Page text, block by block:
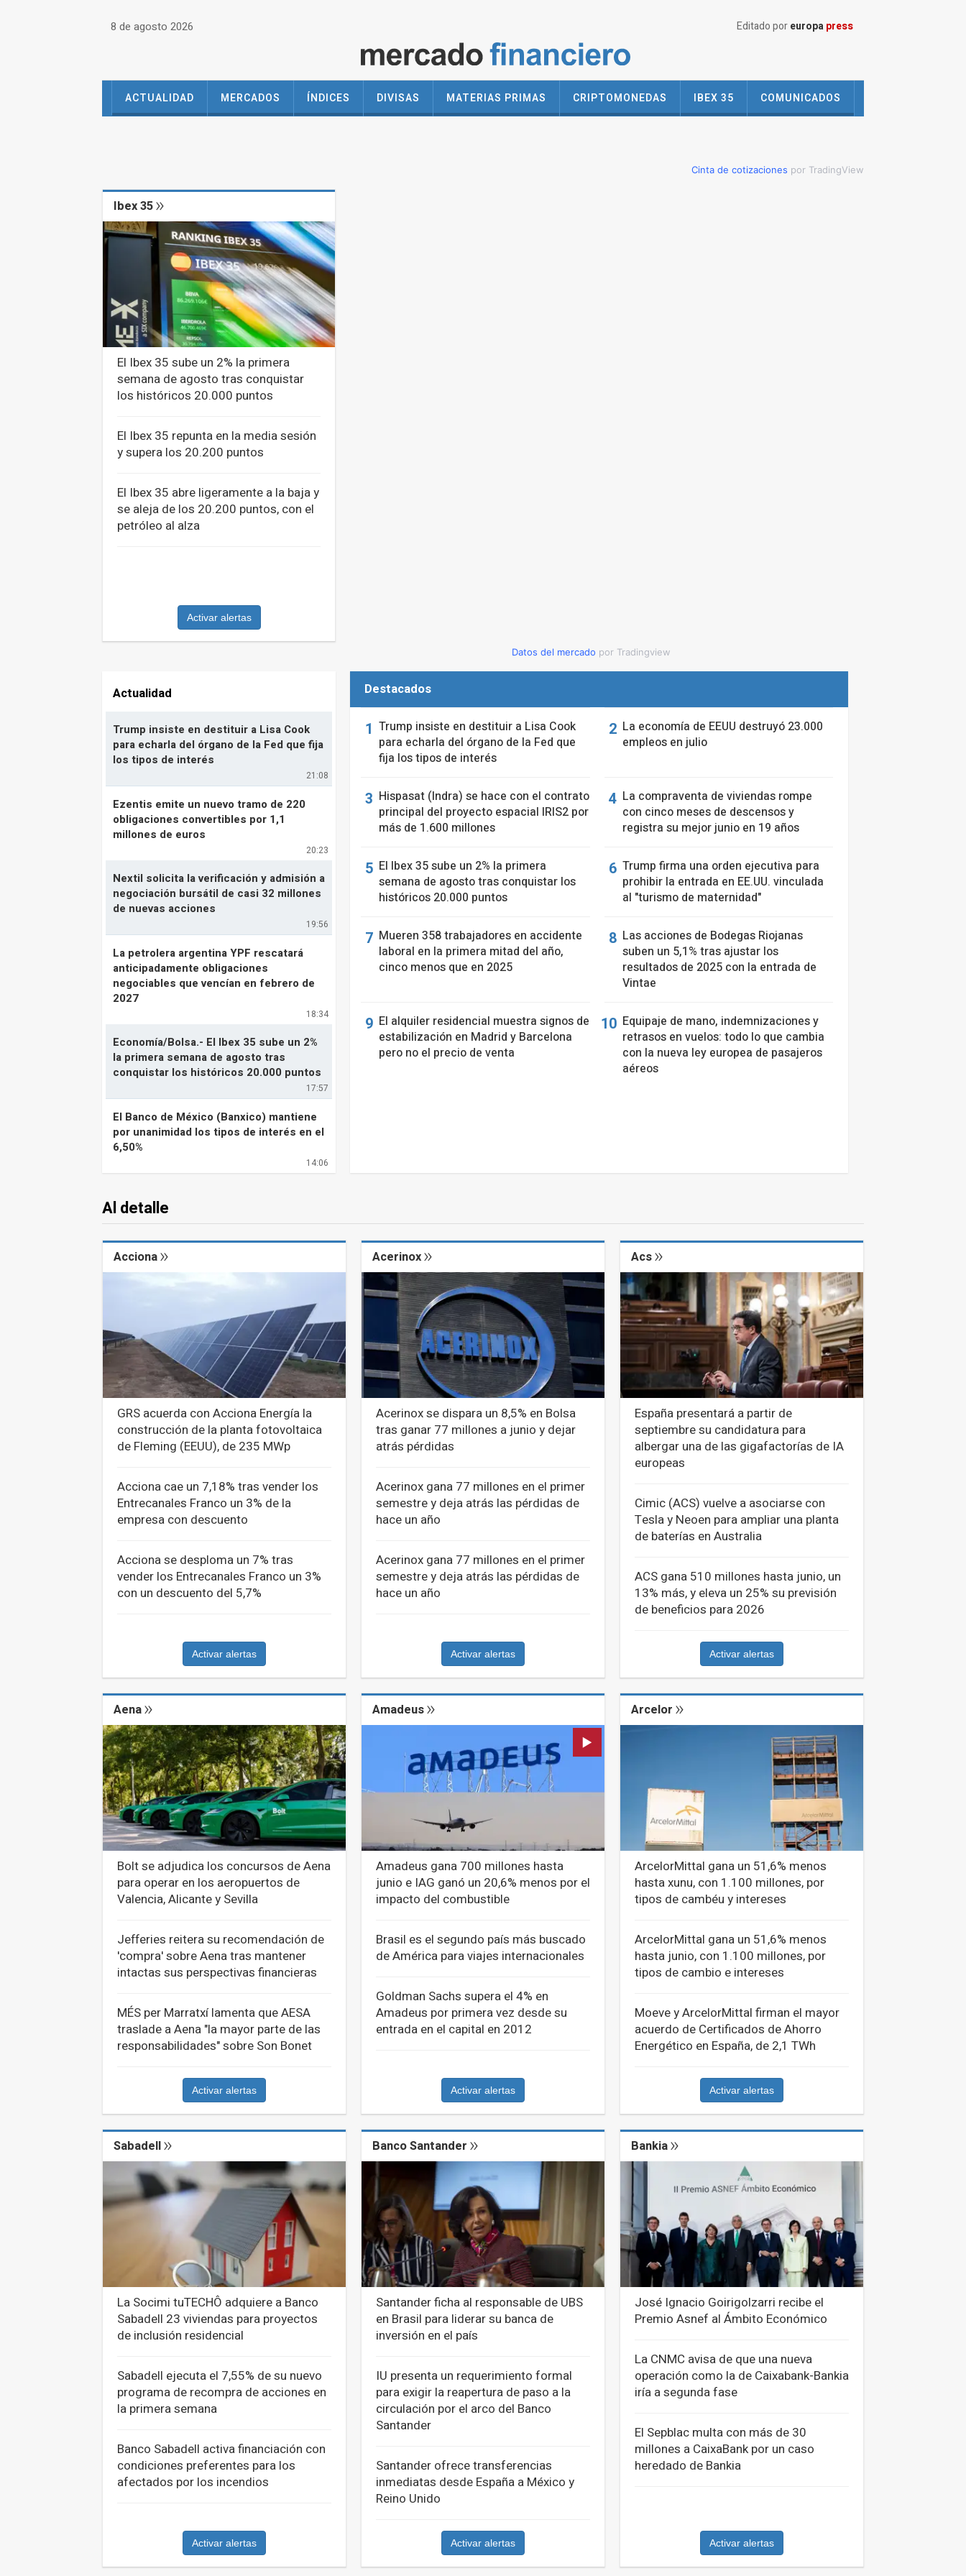
8 de agosto 2026 Editado poreuropapress
ACTUALIDAD MERCADOS ÍNDICES DIVISAS MATERIAS PRIMAS CRIPTOMONEDAS IBEX 35 COMUNICADOS
Cinta de cotizaciones por TradingView
Ibex 35
El Ibex 35 sube un 2% la primera
semana de agosto tras conquistar
los históricos 20.000 puntos
El Ibex 35 repunta en la media sesión
y supera los 20.200 puntos
El Ibex 35 abre ligeramente a la baja y
se aleja de los 20.200 puntos, con el
petróleo al alza
Activar alertas
Datos del mercado por Tradingview
Actualidad
21:08
Trump insiste en destituir a Lisa Cook
para echarla del órgano de la Fed que fija
los tipos de interés
20:23
Ezentis emite un nuevo tramo de 220
obligaciones convertibles por 1,1
millones de euros
19:56
Nextil solicita la verificación y admisión a
negociación bursátil de casi 32 millones
de nuevas acciones
18:34
La petrolera argentina YPF rescatará
anticipadamente obligaciones
negociables que vencían en febrero de
2027
17:57
Economía/Bolsa.- El Ibex 35 sube un 2%
la primera semana de agosto tras
conquistar los históricos 20.000 puntos
14:06
El Banco de México (Banxico) mantiene
por unanimidad los tipos de interés en el
6,50%
Destacados
Trump insiste en destituir a Lisa Cook
para echarla del órgano de la Fed que
fija los tipos de interés
La economía de EEUU destruyó 23.000
empleos en julio
Hispasat (Indra) se hace con el contrato
principal del proyecto espacial IRIS2 por
más de 1.600 millones
La compraventa de viviendas rompe
con cinco meses de descensos y
registra su mejor junio en 19 años
El Ibex 35 sube un 2% la primera
semana de agosto tras conquistar los
históricos 20.000 puntos
Trump firma una orden ejecutiva para
prohibir la entrada en EE.UU. vinculada
al "turismo de maternidad"
Mueren 358 trabajadores en accidente
laboral en la primera mitad del año,
cinco menos que en 2025
Las acciones de Bodegas Riojanas
suben un 5,1% tras ajustar los
resultados de 2025 con la entrada de
Vintae
El alquiler residencial muestra signos de
estabilización en Madrid y Barcelona
pero no el precio de venta
Equipaje de mano, indemnizaciones y
retrasos en vuelos: todo lo que cambia
con la nueva ley europea de pasajeros
aéreos
Al detalle
Acciona
GRS acuerda con Acciona Energía la
construcción de la planta fotovoltaica
de Fleming (EEUU), de 235 MWp
Acciona cae un 7,18% tras vender los
Entrecanales Franco un 3% de la
empresa con descuento
Acciona se desploma un 7% tras
vender los Entrecanales Franco un 3%
con un descuento del 5,7%
Activar alertas
Acerinox
Acerinox se dispara un 8,5% en Bolsa
tras ganar 77 millones a junio y dejar
atrás pérdidas
Acerinox gana 77 millones en el primer
semestre y deja atrás las pérdidas de
hace un año
Acerinox gana 77 millones en el primer
semestre y deja atrás las pérdidas de
hace un año
Activar alertas
Acs
España presentará a partir de
septiembre su candidatura para
albergar una de las gigafactorías de IA
europeas
Cimic (ACS) vuelve a asociarse con
Tesla y Neoen para ampliar una planta
de baterías en Australia
ACS gana 510 millones hasta junio, un
13% más, y eleva un 25% su previsión
de beneficios para 2026
Activar alertas
Aena
Bolt se adjudica los concursos de Aena
para operar en los aeropuertos de
Valencia, Alicante y Sevilla
Jefferies reitera su recomendación de
'compra' sobre Aena tras mantener
intactas sus perspectivas financieras
MÉS per Marratxí lamenta que AESA
traslade a Aena "la mayor parte de las
responsabilidades" sobre Son Bonet
Activar alertas
Amadeus
Amadeus gana 700 millones hasta
junio e IAG ganó un 20,6% menos por el
impacto del combustible
Brasil es el segundo país más buscado
de América para viajes internacionales
Goldman Sachs supera el 4% en
Amadeus por primera vez desde su
entrada en el capital en 2012
Activar alertas
Arcelor
ArcelorMittal gana un 51,6% menos
hasta xunu, con 1.100 millones, por
tipos de cambéu y intereses
ArcelorMittal gana un 51,6% menos
hasta junio, con 1.100 millones, por
tipos de cambio e intereses
Moeve y ArcelorMittal firman el mayor
acuerdo de Certificados de Ahorro
Energético en España, de 2,1 TWh
Activar alertas
Sabadell
La Socimi tuTECHÔ adquiere a Banco
Sabadell 23 viviendas para proyectos
de inclusión residencial
Sabadell ejecuta el 7,55% de su nuevo
programa de recompra de acciones en
la primera semana
Banco Sabadell activa financiación con
condiciones preferentes para los
afectados por los incendios
Activar alertas
Banco Santander
Santander ficha al responsable de UBS
en Brasil para liderar su banca de
inversión en el país
IU presenta un requerimiento formal
para exigir la reapertura de paso a la
circulación por el arco del Banco
Santander
Santander ofrece transferencias
inmediatas desde España a México y
Reino Unido
Activar alertas
Bankia
José Ignacio Goirigolzarri recibe el
Premio Asnef al Ámbito Económico
La CNMC avisa de que una nueva
operación como la de Caixabank-Bankia
iría a segunda fase
El Sepblac multa con más de 30
millones a CaixaBank por un caso
heredado de Bankia
Activar alertas